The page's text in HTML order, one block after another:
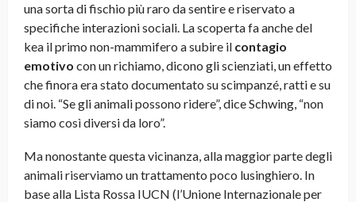
una sorta di fischio più raro da sentire e riservato a
specifiche interazioni sociali. La scoperta fa anche del
kea il primo non-mammifero a subire il contagio
emotivo con un richiamo, dicono gli scienziati, un effetto
che finora era stato documentato su scimpanzé, ratti e su
di noi. “Se gli animali possono ridere”, dice Schwing, “non
siamo così diversi da loro”.
Ma nonostante questa vicinanza, alla maggior parte degli
animali riserviamo un trattamento poco lusinghiero. In
base alla Lista Rossa IUCN (l’Unione Internazionale per